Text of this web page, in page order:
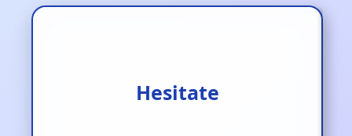
Hesitate
Tereddüt etmek